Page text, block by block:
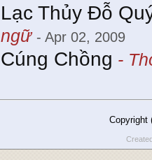
Lạc Thủy Ðỗ
ngữ - Apr 02, 2009
Cúng Chồng -
Copyright